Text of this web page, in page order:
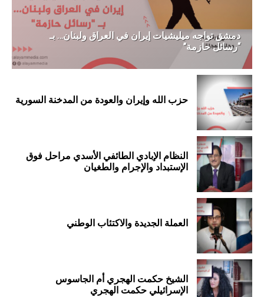
دمشق تواجه ميليشيات إيران في العراق ولبنان… بـ
“رسائل حازمة”
حزب الله وإيران والعودة من المدخنة السورية
النظام الإبادي الطائفي الأسدي مراحل فوق
الإستبداد والإجرام والطغيان
العملة الجديدة والاكتئاب الوطني
الشيخ حكمت الهجري أم الجاسوس
الإسرائيلي حكمت الهجري